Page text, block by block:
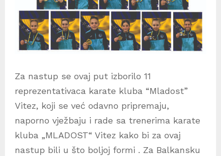
Za nastup se ovaj put izborilo 11
reprezentativaca karate kluba “Mladost”
Vitez, koji se već odavno pripremaju,
naporno vježbaju i rade sa trenerima karate
kluba „MLADOST“ Vitez kako bi za ovaj
nastup bili u što boljoj formi . Za Balkansku